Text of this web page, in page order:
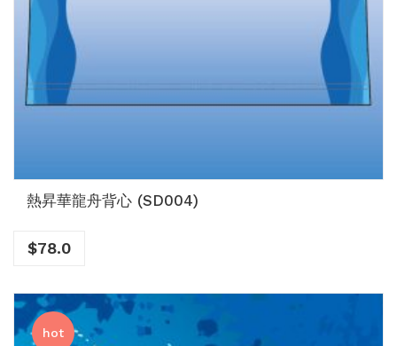
熱昇華龍舟背心 (SD004)
$78.0
hot